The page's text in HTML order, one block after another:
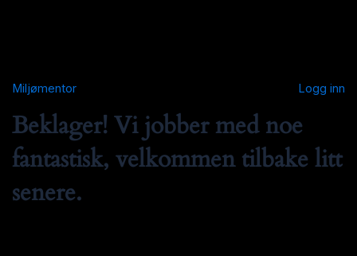
Miljømentor Logg inn
Beklager! Vi jobber med noe
fantastisk, velkommen tilbake litt
senere.